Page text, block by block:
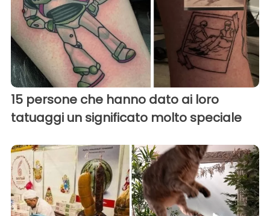
15 persone che hanno dato ai loro
tatuaggi un significato molto speciale